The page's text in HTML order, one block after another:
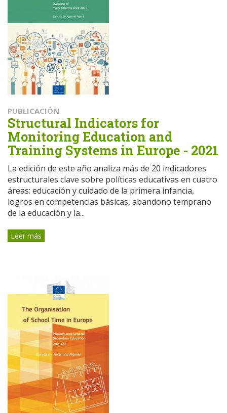
PUBLICACIÓN
Structural Indicators for
Monitoring Education and
Training Systems in Europe - 2021
La edición de este año analiza más de 20 indicadores
estructurales clave sobre políticas educativas en cuatro
áreas: educación y cuidado de la primera infancia,
logros en competencias básicas, abandono temprano
de la educación y la...
Leer más